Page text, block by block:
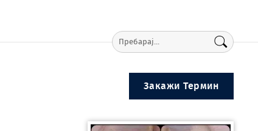
Закажи Термин